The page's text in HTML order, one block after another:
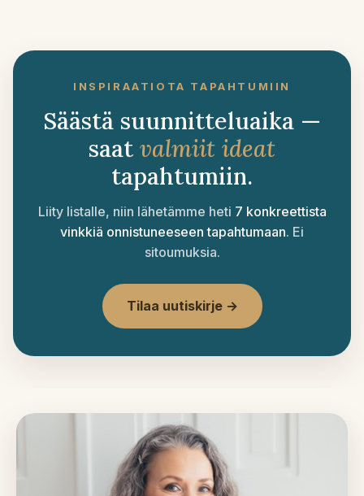
INSPIRAATIOTA TAPAHTUMIIN
Säästä suunnitteluaika —
saat valmiit ideat
tapahtumiin.
Liity listalle, niin lähetämme heti 7 konkreettista
vinkkiä onnistuneeseen tapahtumaan. Ei
sitoumuksia.
Tilaa uutiskirje →